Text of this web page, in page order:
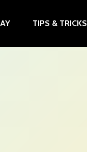
TIPS & TRICKS